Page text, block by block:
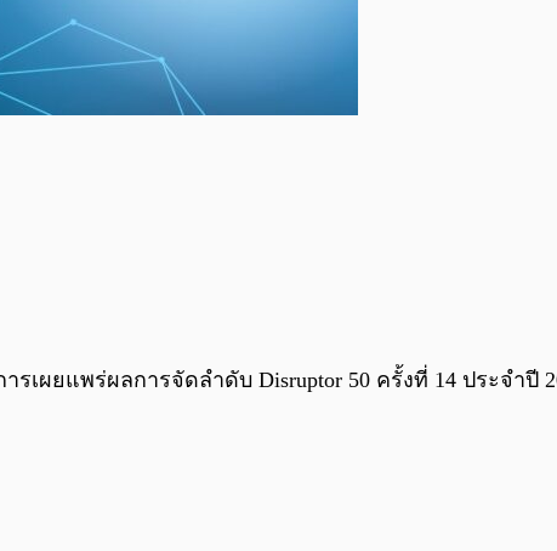
เผยแพร่ผลการจัดลำดับ Disruptor 50 ครั้งที่ 14 ประจำ